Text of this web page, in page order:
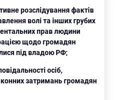
розслідування фактів
волі та інших грубих
прав людини
щодо громадян
під владою РФ;
осіб,
затримань громадян